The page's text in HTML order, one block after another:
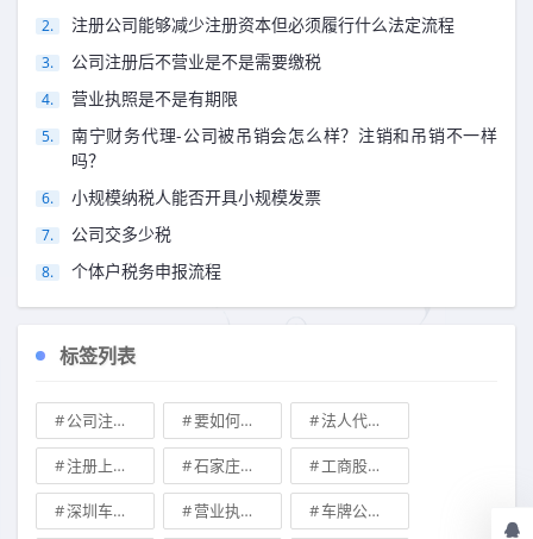
注册公司能够减少注册资本但必须履行什么法定流程
公司注册后不营业是不是需要缴税
营业执照是不是有期限
南宁财务代理-公司被吊销会怎么样？注销和吊销不一样
吗？
小规模纳税人能否开具小规模发票
公司交多少税
个体户税务申报流程
标签列表
公司注册地址可不可以改 要如何注册成立家族公司 法人代表变更\
注册上海公司 石家庄典当行转让 工商股权转让
深圳车牌可以转让吗？ 营业执照也能卖钱么 车牌公司转让，北京带车牌公司转让\